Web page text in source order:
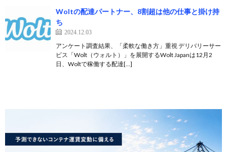
Woltの配達パートナー、8割超は他の仕事と掛け持
ち
2024.12.03
アンケート調査結果、「柔軟な働き方」重視 デリバリーサー
ビス「Wolt（ウォルト）」を展開するWolt Japanは12月2
日、Woltで稼働する配達[…]